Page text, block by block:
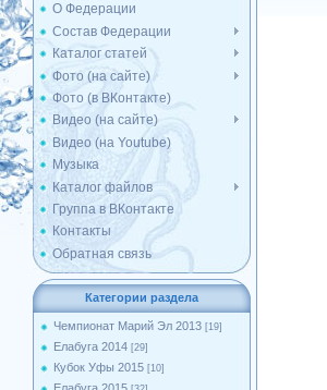
О Федерации
Состав Федерации
Каталог статей
Фото (на сайте)
Фото (в ВКонтакте)
Видео (на сайте)
Видео (на Youtube)
Музыка
Каталог файлов
Группа в ВКонтакте
Контакты
Обратная связь
Категории раздела
Чемпионат Марий Эл 2013 [19]
Елабуга 2014 [29]
Кубок Уфы 2015 [10]